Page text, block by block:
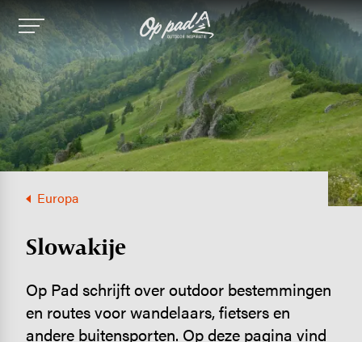
Image
Europa
Slowakije
Op Pad schrijft over outdoor bestemmingen
en routes voor wandelaars, fietsers en
andere buitensporten. Op deze pagina vind